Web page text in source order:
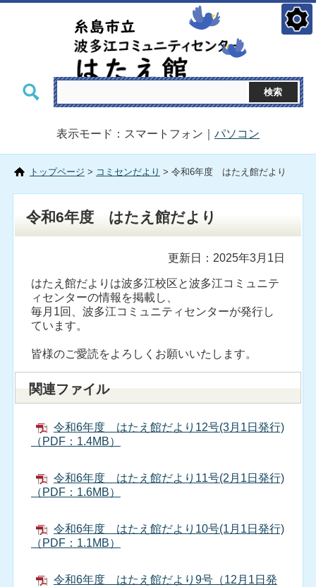
表示モード：スマートフォン｜ パソコン
トップページ > コミセンだより > 令和6年度 はたえ館だより
令和6年度 はたえ館だより
更新日：2025年3月1日
はたえ館だよりは波多江校区と波多江コミュニテ
ィセンターの情報を掲載し、
毎月1回、波多江コミュニティセンターが発行し
ています。
皆様のご愛読をよろしくお願いいたします。
関連ファイル
令和6年度 はたえ館だより12号(3月1日発行)
（PDF：1.4MB）
令和6年度 はたえ館だより11号(2月1日発行)
（PDF：1.6MB）
令和6年度 はたえ館だより10号(1月1日発行)
（PDF：1.1MB）
令和6年度 はたえ館だより9号（12月1日発